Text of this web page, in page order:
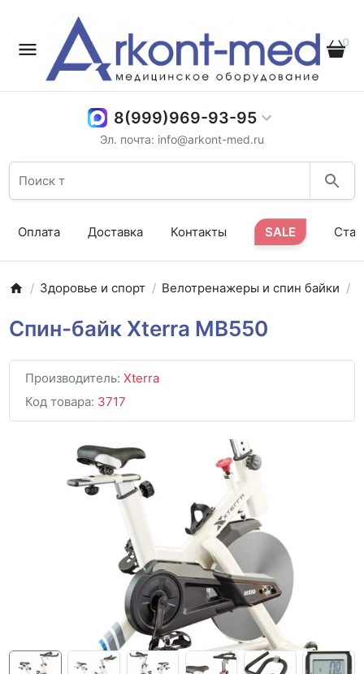
0
8(999)969-93-95
Эл. почта: info@arkont-med.ru
Оплата Доставка Контакты SALE
Здоровье и спорт Велотренажеры и спин байки
Спин-байк Xterra MB550
Производитель: Xterra
Код товара: 3717